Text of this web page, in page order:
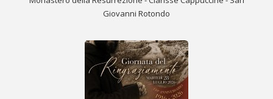
Giovanni Rotondo